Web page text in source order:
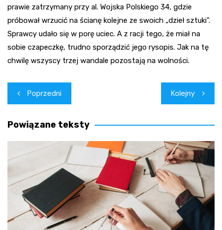
prawie zatrzymany przy al. Wojska Polskiego 34, gdzie
próbował wrzucić na ścianę kolejne ze swoich „dzieł sztuki”.
Sprawcy udało się w porę uciec. A z racji tego, że miał na
sobie czapeczkę, trudno sporządzić jego rysopis. Jak na tę
chwilę wszyscy trzej wandale pozostają na wolności.
Nawigacja
wpisu
Poprzedni Kolejny
Powiązane teksty